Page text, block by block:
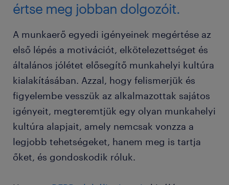
értse meg jobban dolgozóit.
A munkaerő egyedi igényeinek megértése az
első lépés a motivációt, elkötelezettséget és
általános jólétet elősegítő munkahelyi kultúra
kialakításában. Azzal, hogy felismerjük és
figyelembe vesszük az alkalmazottak sajátos
igényeit, megteremtjük egy olyan munkahelyi
kultúra alapjait, amely nemcsak vonzza a
legjobb tehetségeket, hanem meg is tartja
őket, és gondoskodik róluk.